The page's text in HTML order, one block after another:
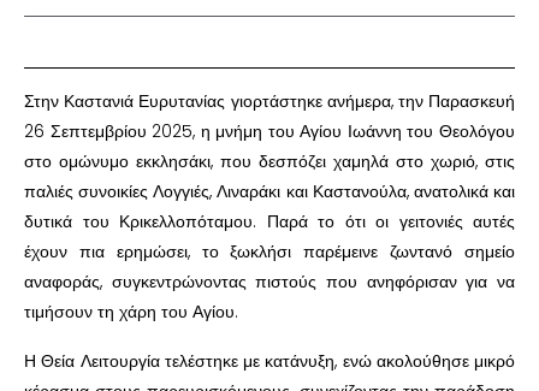
Στην Καστανιά Ευρυτανίας γιορτάστηκε ανήμερα, την Παρασκευή
26 Σεπτεμβρίου 2025, η μνήμη του Αγίου Ιωάννη του Θεολόγου
στο ομώνυμο εκκλησάκι, που δεσπόζει χαμηλά στο χωριό, στις
παλιές συνοικίες Λογγιές, Λιναράκι και Καστανούλα, ανατολικά και
δυτικά του Κρικελλοπόταμου. Παρά το ότι οι γειτονιές αυτές
έχουν πια ερημώσει, το ξωκλήσι παρέμεινε ζωντανό σημείο
αναφοράς, συγκεντρώνοντας πιστούς που ανηφόρισαν για να
τιμήσουν τη χάρη του Αγίου.
Η Θεία Λειτουργία τελέστηκε με κατάνυξη, ενώ ακολούθησε μικρό